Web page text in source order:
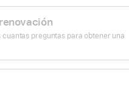
cuantas preguntas para obtener una